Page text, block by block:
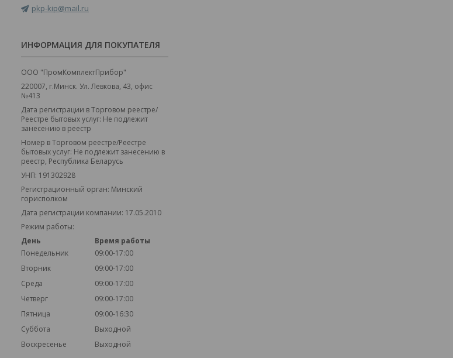
pkp-kip@mail.ru
ИНФОРМАЦИЯ ДЛЯ ПОКУПАТЕЛЯ
ООО "ПромКомплектПрибор"
220007, г.Минск. Ул. Левкова, 43, офис
№413
Дата регистрации в Торговом реестре/
Реестре бытовых услуг: Не подлежит
занесению в реестр
Номер в Торговом реестре/Реестре
бытовых услуг: Не подлежит занесению в
реестр, Республика Беларусь
УНП: 191302928
Регистрационный орган: Минский
горисполком
Дата регистрации компании: 17.05.2010
Режим работы:
День
Время работы
Понедельник
09:00-17:00
Вторник
09:00-17:00
Среда
09:00-17:00
Четверг
09:00-17:00
Пятница
09:00-16:30
Суббота
Выходной
Воскресенье
Выходной